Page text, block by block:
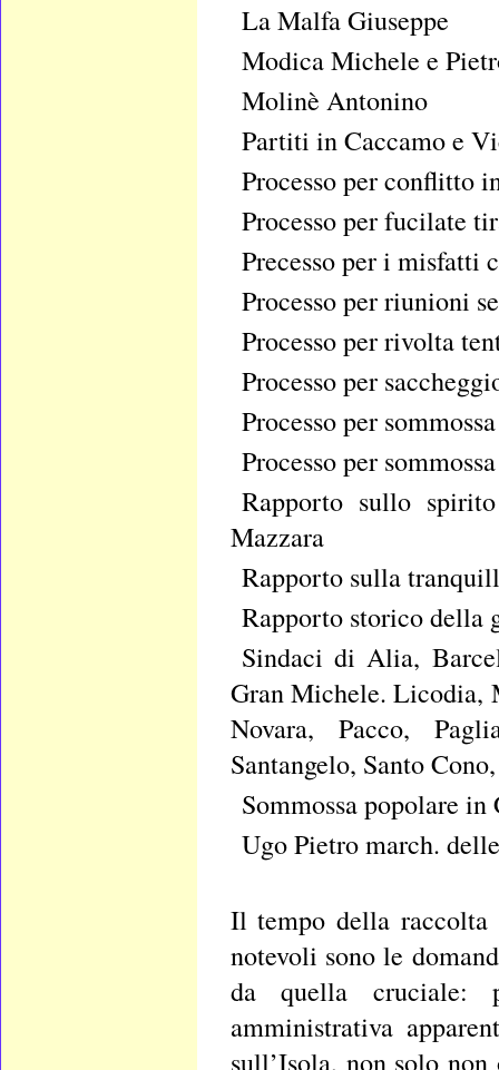
La Malfa Giuseppe
Modica Michele e
Molinè Antonino
Partiti in Caccamo e
Processo per conflitto
Processo per fucilate
Precesso per i
Processo per riunioni
Processo per rivolta
Processo per
Processo per
Processo per
Rapporto sullo
Mazzara
Rapporto sulla
Rapporto storico della
Sindaci di Alia,
Gran Michele. Licodia,
Novara, Pacco,
Santangelo, Santo
Sommossa popolare
Ugo Pietro march.
Il tempo della
notevoli sono le
da quella cruciale:
amministrativa
sull’Isola, non solo